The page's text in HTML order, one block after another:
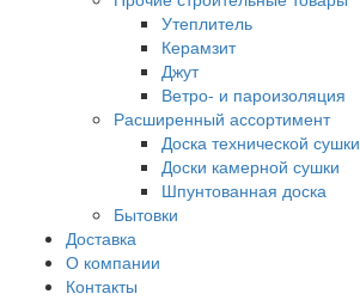
Утеплитель
Керамзит
Джут
Ветро- и пароизоляция
Расширенный ассортимент
Доска технической сушки
Доски камерной сушки
Шпунтованная доска
Бытовки
Доставка
О компании
Контакты